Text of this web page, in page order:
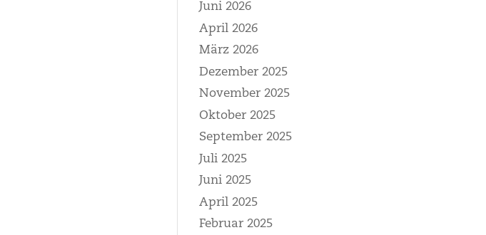
Juni 2026
April 2026
März 2026
Dezember 2025
November 2025
Oktober 2025
September 2025
Juli 2025
Juni 2025
April 2025
Februar 2025